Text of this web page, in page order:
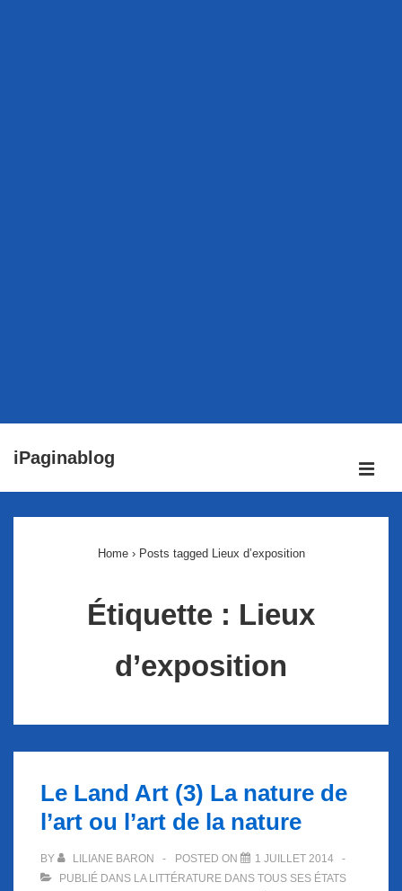
passer
iPaginablog
Home › Posts tagged Lieux d’exposition
Étiquette : Lieux
d’exposition
Le Land Art (3) La nature de
l’art ou l’art de la nature
BY LILIANE BARON POSTED ON
1 JUILLET 2014
PUBLIÉ DANS LA LITTÉRATURE DANS TOUS SES ÉTATS